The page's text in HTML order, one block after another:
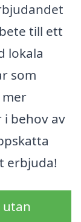
till ett
lokala
som
i behov av
erbjuda!
utan